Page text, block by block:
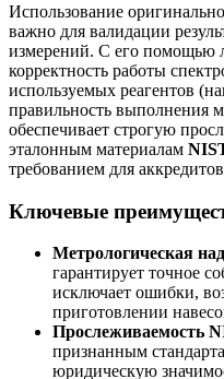
Использование
важно для валидации
измерений. С его помощью
корректность работы
используемых реагентов
правильность выполнения
обеспечивает строгую
эталонным материалам
требованием для
Ключевые
Метрологическая
гарантирует точное
исключает ошибки,
приготовлении
Прослеживаемость
признанным
юридическую